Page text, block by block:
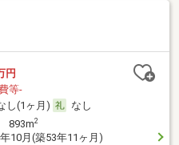
円
等-
し(1ヶ月)
なし
2
10月(築53年11ヶ月)